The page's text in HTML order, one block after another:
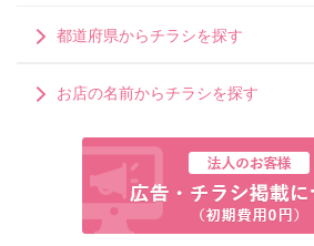
都道府県からチラシを探す
お店の名前からチラシを探す